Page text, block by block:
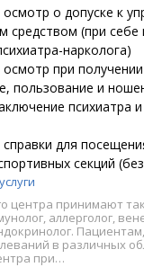
о допуске к
средством (при
нарколога)
при
пользование и
психиатра
для
секций
центра принимают
аллерголог,
Пациентам,
в различных
при…